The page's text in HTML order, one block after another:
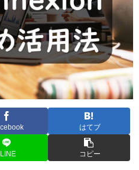
はてブ
LINE コピー